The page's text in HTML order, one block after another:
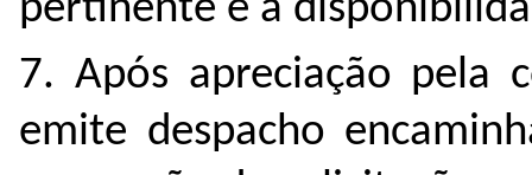
pertinente e a
7. Após apreciação pela
emite despacho